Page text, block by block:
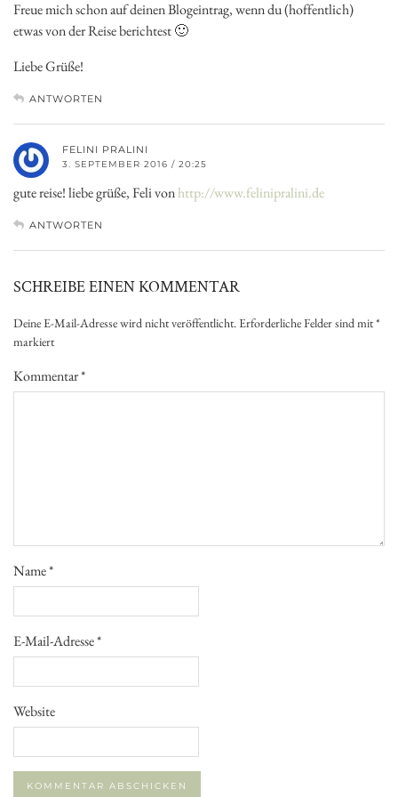
Freue mich schon auf deinen Blogeintrag, wenn du (hoffentlich)
etwas von der Reise berichtest 🙂
Liebe Grüße!
ANTWORTEN
FELINI PRALINI
3. SEPTEMBER 2016 / 20:25
gute reise! liebe grüße, Feli vonhttp://www.felinipralini.de
ANTWORTEN
SCHREIBE EINEN KOMMENTAR
Deine E-Mail-Adresse wird nicht veröffentlicht.Erforderliche Felder sind mit*
markiert
Kommentar*
Name*
E-Mail-Adresse*
Website